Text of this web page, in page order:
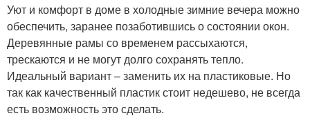
Уют и комфорт в доме в холодные зимние вечера можно
обеспечить, заранее позаботившись о состоянии окон.
Деревянные рамы со временем рассыхаются,
трескаются и не могут долго сохранять тепло.
Идеальный вариант – заменить их на пластиковые. Но
так как качественный пластик стоит недешево, не всегда
есть возможность это сделать.